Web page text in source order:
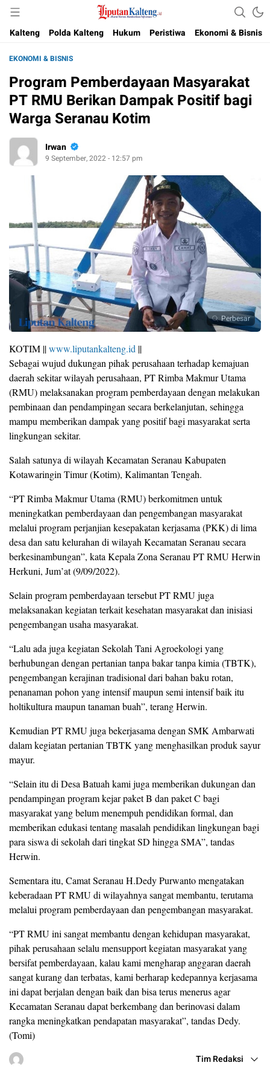
Liputan Kalteng
Akurat, Terpercaya & Independent
Kalteng
Polda Kalteng Hukum Peristiwa Ekonomi & Bisnis
EKONOMI & BISNIS
Program Pemberdayaan Masyarakat
PT RMU Berikan Dampak Positif bagi
Warga Seranau Kotim
Irwan
9 September, 2022 - 12:57 pm
Perbesar
KOTIM ||www.liputankalteng.id ||
Sebagai wujud dukungan pihak perusahaan terhadap kemajuan
daerah sekitar wilayah perusahaan, PT Rimba Makmur Utama
(RMU) melaksanakan program pemberdayaan dengan melakukan
pembinaan dan pendampingan secara berkelanjutan, sehingga
mampu memberikan dampak yang positif bagi masyarakat serta
lingkungan sekitar.
Salah satunya di wilayah Kecamatan Seranau Kabupaten
Kotawaringin Timur (Kotim), Kalimantan Tengah.
“PT Rimba Makmur Utama (RMU) berkomitmen untuk
meningkatkan pemberdayaan dan pengembangan masyarakat
melalui program perjanjian kesepakatan kerjasama (PKK) di lima
desa dan satu kelurahan di wilayah Kecamatan Seranau secara
berkesinambungan”, kata Kepala Zona Seranau PT RMU Herwin
Herkuni, Jum’at (9/09/2022).
Selain program pemberdayaan tersebut PT RMU juga
melaksanakan kegiatan terkait kesehatan masyarakat dan inisiasi
pengembangan usaha masyarakat.
“Lalu ada juga kegiatan Sekolah Tani Agroekologi yang
berhubungan dengan pertanian tanpa bakar tanpa kimia (TBTK),
pengembangan kerajinan tradisional dari bahan baku rotan,
penanaman pohon yang intensif maupun semi intensif baik itu
holtikultura maupun tanaman buah”, terang Herwin.
Kemudian PT RMU juga bekerjasama dengan SMK Ambarwati
dalam kegiatan pertanian TBTK yang menghasilkan produk sayur
mayur.
“Selain itu di Desa Batuah kami juga memberikan dukungan dan
pendampingan program kejar paket B dan paket C bagi
masyarakat yang belum menempuh pendidikan formal, dan
memberikan edukasi tentang masalah pendidikan lingkungan bagi
para siswa di sekolah dari tingkat SD hingga SMA”, tandas
Herwin.
Sementara itu, Camat Seranau H.Dedy Purwanto mengatakan
keberadaan PT RMU di wilayahnya sangat membantu, terutama
melalui program pemberdayaan dan pengembangan masyarakat.
“PT RMU ini sangat membantu dengan kehidupan masyarakat,
pihak perusahaan selalu mensupport kegiatan masyarakat yang
bersifat pemberdayaan, kalau kami mengharap anggaran daerah
sangat kurang dan terbatas, kami berharap kedepannya kerjasama
ini dapat berjalan dengan baik dan bisa terus menerus agar
Kecamatan Seranau dapat berkembang dan berinovasi dalam
rangka meningkatkan pendapatan masyarakat”, tandas Dedy.
(Tomi)
Tim Redaksi